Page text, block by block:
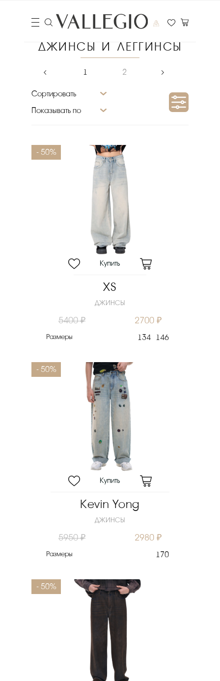
ДЖИНСЫ И ЛЕГГИНСЫ
‹ 1 2 ›
Сортировать
Показывать по
Сезон
₽
Выберите порядок сортировки
- 50%
XS
ДЖИНСЫ
5400 ₽ 2700 ₽
Размеры 134 146
- 50%
Kevin Yong
ДЖИНСЫ
5950 ₽ 2980 ₽
Размеры 170
- 50%